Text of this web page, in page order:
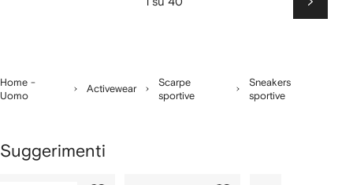
Home -
Uomo
Activewear
Scarpe
sportive
Sneakers
sportive
Suggerimenti